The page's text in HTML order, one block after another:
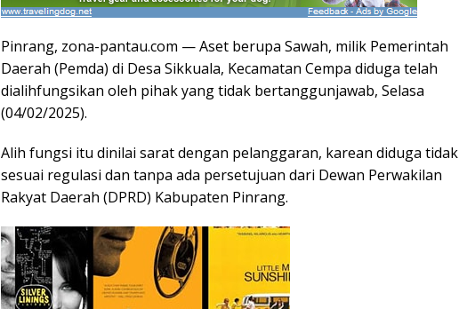
Pinrang, zona-pantau.com — Aset berupa Sawah, milik Pemerintah
Daerah (Pemda) di Desa Sikkuala, Kecamatan Cempa diduga telah
dialihfungsikan oleh pihak yang tidak bertanggunjawab, Selasa
(04/02/2025).
Alih fungsi itu dinilai sarat dengan pelanggaran, karean diduga tidak
sesuai regulasi dan tanpa ada persetujuan dari Dewan Perwakilan
Rakyat Daerah (DPRD) Kabupaten Pinrang.